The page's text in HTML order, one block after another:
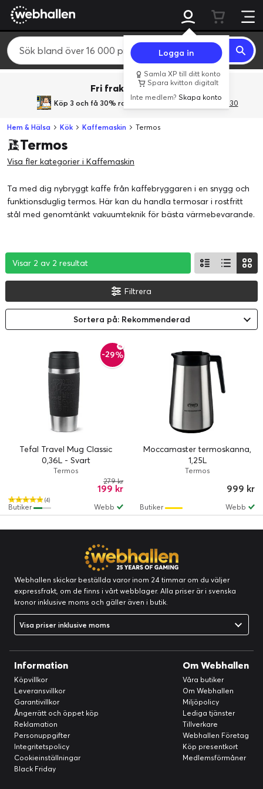
Logga in
Samla XP till ditt konto
Spara kvitton digitalt
Inte medlem?Skapa konto
Fri frakt över 800 kr.
Köp 3 och få 30% rabatt med rabattkoden 3Gives30
Hem & Hälsa Kök Kaffemaskin Termos
Termos
Visa fler kategorier i Kaffemaskin
Ta med dig nybryggt kaffe från kaffebryggaren i en snygg och
funktionsduglig termos. Här kan du handla termosar i rostfritt
stål med genomtänkt vakuumteknik för bästa värmebevarande.
Visar 2 av 2 resultat
Visar 2 av 2 resultat
Visar 2 av 2 resultat
Filtrera
Sortera på: Rekommenderad
-29%
Tefal Travel Mug Classic
0,36L - Svart
Termos
(4)
199 kr
279 kr
Webb
Butiker
Moccamaster termoskanna,
1,25L
Termos
999 kr
Webb
Butiker
Webhallen skickar beställda varor inom 24 timmar om du väljer
expressfrakt, om de finns i vårt webblager. Alla priser är i svenska
kronor inklusive moms och gäller även i butik.
Visa priser inklusive moms
Information
Köpvillkor
Leveransvillkor
Garantivillkor
Ångerrätt och öppet köp
Reklamation
Personuppgifter
Integritetspolicy
Cookieinställningar
Black Friday
Om Webhallen
Våra butiker
Om Webhallen
Miljöpolicy
Lediga tjänster
Tillverkare
Webhallen Företag
Köp presentkort
Medlemsförmåner